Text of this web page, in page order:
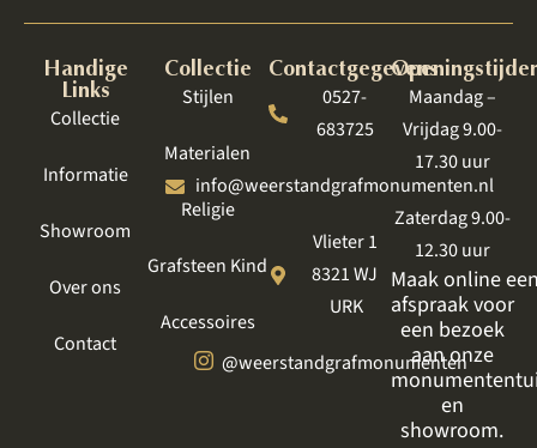
Handige
Links
Collectie
Informatie
Showroom
Over ons
Contact
Collectie
Stijlen
Materialen
Religie
Grafsteen Kind
Accessoires
Contactgegevens
0527-
683725
info@weerstandgrafmonumenten.nl
Vlieter 1
8321 WJ
URK
@weerstandgrafmonumenten
Maandag –
Vrijdag 9.00-
17.30 uur
Zaterdag 9.00-
12.30 uur
Maak online
afspraak voor
een bezoek
aan onze
en
showroom.